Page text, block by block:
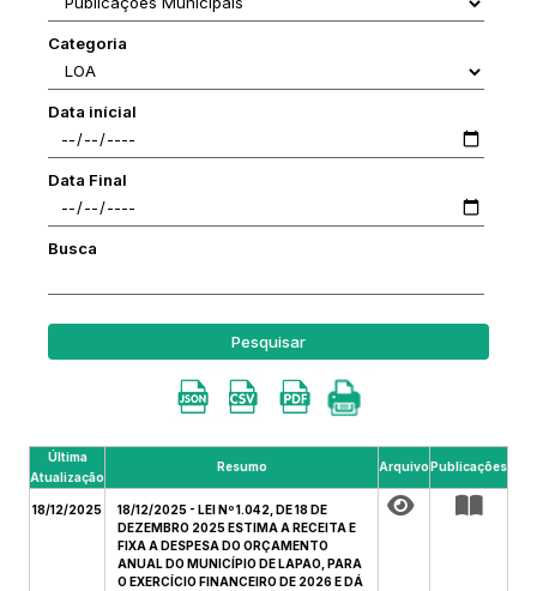
Categoria
Data inícial
Data Final
Busca
Pesquisar
Última
Atualização
Resumo ArquivoPublicações
18/12/2025
18/12/2025 - LEI Nº 1.042, DE 18 DE
DEZEMBRO 2025 ESTIMA A RECEITA E
FIXA A DESPESA DO ORÇAMENTO
ANUAL DO MUNICÍPIO DE LAPAO, PARA
O EXERCÍCIO FINANCEIRO DE 2026 E DÁ